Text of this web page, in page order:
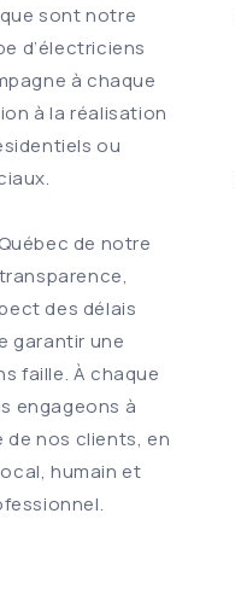
sont notre
d’électriciens
à chaque
à la réalisation
ou
de notre
des délais
garantir une
faille. À chaque
engageons à
de nos clients, en
humain et